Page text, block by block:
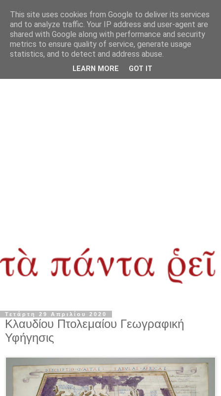
Τετάρτη 29 Απριλίου 2020
Κλαυδίου Πτολεμαίου Γεωγραφική
Υφήγησις
This site uses cookies from Google to deliver its services
and to analyze traffic. Your IP address and user-agent are
shared with Google along with performance and security
metrics to ensure quality of service, generate usage
statistics, and to detect and address abuse.
LEARN MORE GOT IT